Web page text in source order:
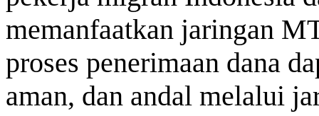
memanfaatkan jaringan
proses penerimaan dana
aman, dan andal melalui